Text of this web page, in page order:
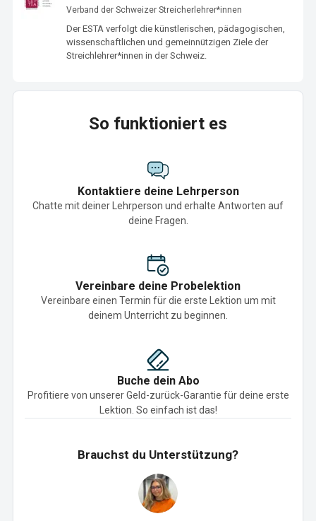
Verband der Schweizer Streicherlehrer*innen
Der ESTA verfolgt die künstlerischen, pädagogischen,
wissenschaftlichen und gemeinnützigen Ziele der
Streichlehrer*innen in der Schweiz.
So funktioniert es
Kontaktiere deine Lehrperson
Chatte mit deiner Lehrperson und erhalte Antworten auf
deine Fragen.
Vereinbare deine Probelektion
Vereinbare einen Termin für die erste Lektion um mit
deinem Unterricht zu beginnen.
Buche dein Abo
Profitiere von unserer Geld-zurück-Garantie für deine erste
Lektion. So einfach ist das!
Brauchst du Unterstützung?